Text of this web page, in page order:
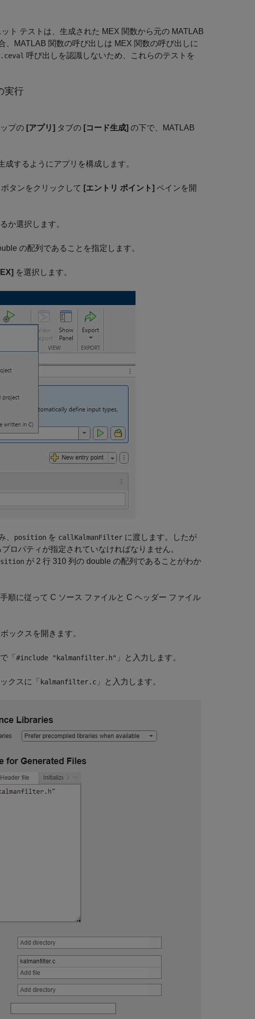
ト テストは、生成された MEX 関数から元の MATLAB
MATLAB 関数の呼び出しは MEX 関数の呼び出しに
呼び出しを認識しないため、これらのテストを
実行
プの [アプリ] タブの [コード生成] の下で、MATLAB
成するようにアプリを構成します。
ボタンをクリックして [エントリ ポイント] ペインを開
か選択します。
の配列であることを指定します。
を選択します。
、 position を callKalmanFilter に渡します。したが
ロパティが指定されていなければなりません。
が 2 行 310 列の double の配列であることがわか
順に従って C ソース ファイルと C ヘッダー ファイル
ックスを開きます。
「 #include "kalmanfilter.h" 」と入力します。
クスに「 kalmanfilter.c 」と入力します。